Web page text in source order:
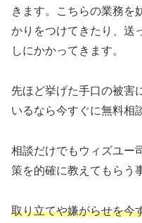
きます。こちらの業務を
かりをつけてきたり、送
しにかかってきます。
先ほど挙げた手口の被害
いるなら今すぐに無料相
相談だけでもウィズユー
策を的確に教えてもらう
取り立てや嫌がらせを今